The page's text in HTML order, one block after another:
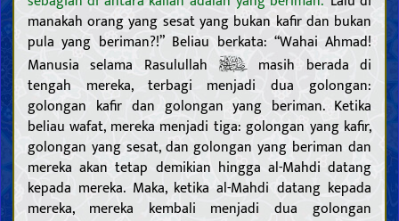
manakah orang yang sesat yang bukan kafir dan bukan
pula yang beriman?!” Beliau berkata: “Wahai Ahmad!
Manusia selama Rasulullah
masih berada di
tengah mereka, terbagi menjadi dua golongan:
golongan kafir dan golongan yang beriman. Ketika
beliau wafat, mereka menjadi tiga: golongan yang kafir,
golongan yang sesat, dan golongan yang beriman dan
mereka akan tetap demikian hingga al-Mahdi datang
kepada mereka. Maka, ketika al-Mahdi datang kepada
mereka, mereka kembali menjadi dua golongan